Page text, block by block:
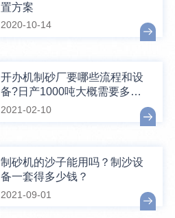
置方案
2020-10-14
开办机制砂厂要哪些流程和设
备?日产1000吨大概需要多少
钱?
2021-02-10
制砂机的沙子能用吗？制沙设
备一套得多少钱？
2021-09-01